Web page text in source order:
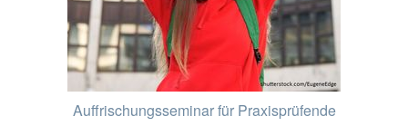
Auffrischungsseminar für Praxisprüfende